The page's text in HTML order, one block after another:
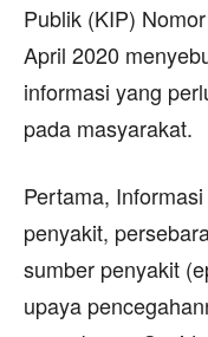
Publik (KIP)
April 2020
informasi yang
pada masyarakat.
Pertama,
penyakit,
sumber penyakit
upaya